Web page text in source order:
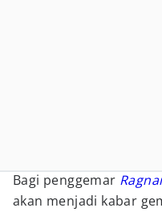
Bagi penggemar
akan menjadi kabar